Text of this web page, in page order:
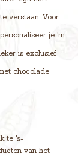
verstaan. Voor
je 'm
is exclusief
chocolade
te 's-
van het